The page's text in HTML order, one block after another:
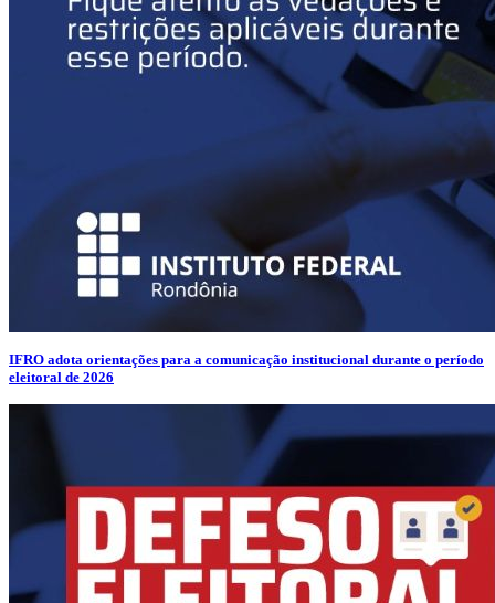
IFRO adota orientações para a comunicação institucional durante o período
eleitoral de 2026